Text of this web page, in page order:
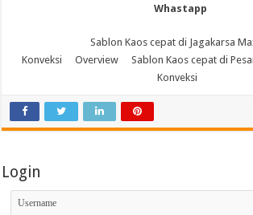
Whastapp
Sablon Kaos cepat di Jagakarsa
Konveksi
Overview
Sablon Kaos cepat di
Konveksi
Login